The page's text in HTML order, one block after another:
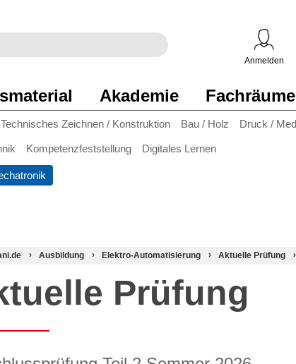
Technisches Zeichnen / Konstruktion Bau / Holz Druck /
Kompetenzfeststellung Digitales Lernen
Akademie Fachräume
Anmelden
Ausbildung Elektro-Automatisierung Aktuelle Prüfung
Prüfung